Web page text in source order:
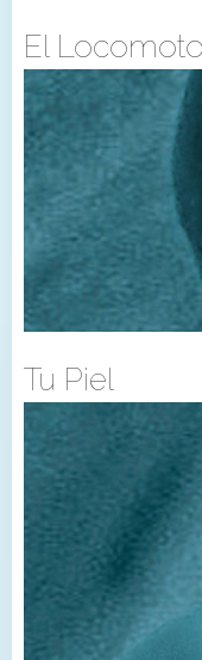
El
Tu Piel